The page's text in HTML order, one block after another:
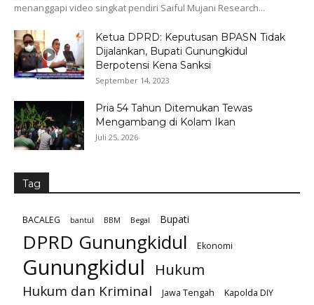
menanggapi video singkat pendiri Saiful Mujani Research...
Ketua DPRD: Keputusan BPASN Tidak
Dijalankan, Bupati Gunungkidul
Berpotensi Kena Sanksi
September 14, 2023
Pria 54 Tahun Ditemukan Tewas
Mengambang di Kolam Ikan
Juli 25, 2026
Tag
BACALEG bantul BBM Begal Bupati
DPRD Gunungkidul Ekonomi
Gunungkidul Hukum
Hukum dan Kriminal Jawa Tengah
Kapolda DIY